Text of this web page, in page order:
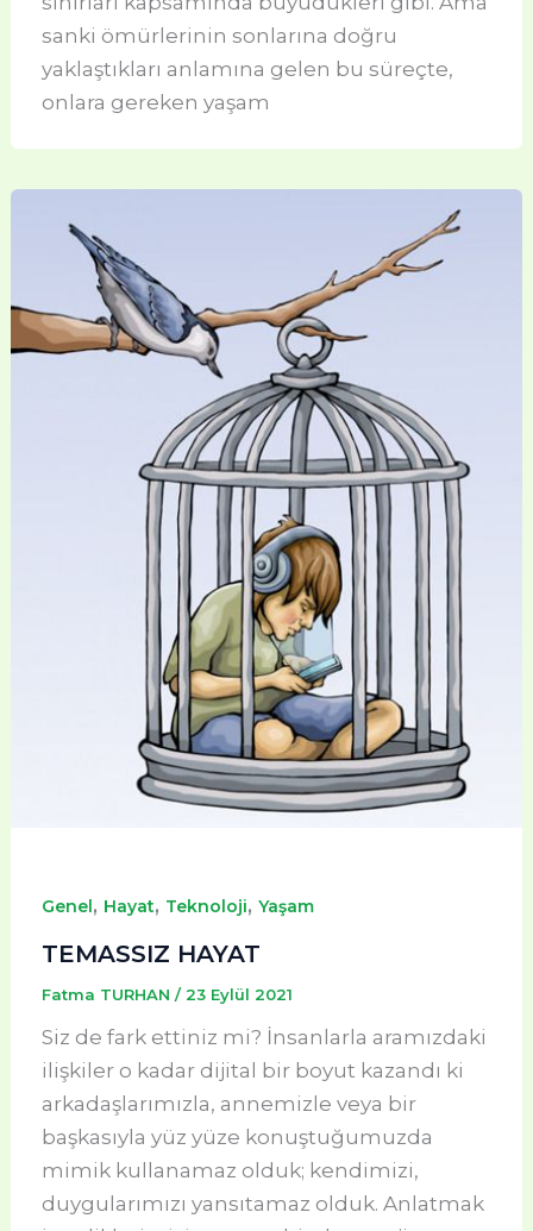
sanki ömürlerinin sonlarına doğru
yaklaştıkları anlamına gelen bu süreçte,
onlara gereken yaşam
Genel , Hayat, Teknoloji, Yaşam
TEMASSIZ HAYAT
Fatma TURHAN / 23 Eylül 2021
Siz de fark ettiniz mi? İnsanlarla aramızdaki
ilişkiler o kadar dijital bir boyut kazandı ki
arkadaşlarımızla, annemizle veya bir
başkasıyla yüz yüze konuştuğumuzda
mimik kullanamaz olduk; kendimizi,
duygularımızı yansıtamaz olduk. Anlatmak